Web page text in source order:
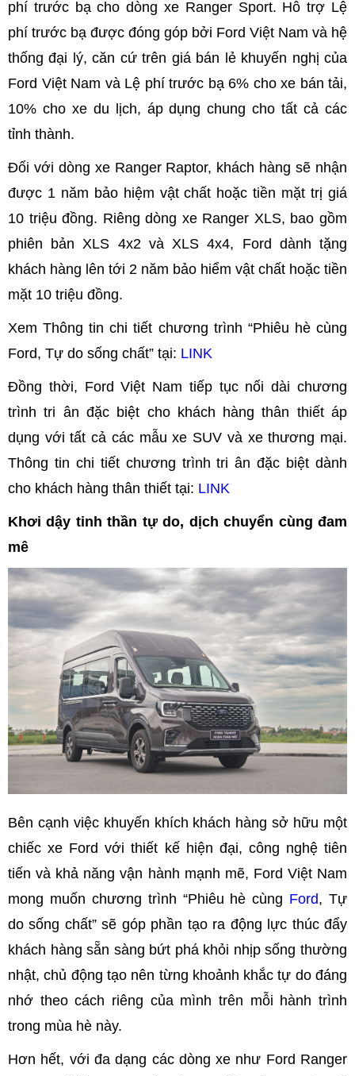
phí trước bạ cho dòng xe Ranger Sport. Hỗ trợ Lệ
phí trước bạ được đóng góp bởi Ford Việt Nam và hệ
thống đại lý, căn cứ trên giá bán lẻ khuyến nghị của
Ford Việt Nam và Lệ phí trước bạ 6% cho xe bán tải,
10% cho xe du lịch, áp dụng chung cho tất cả các
tỉnh thành.
Đối với dòng xe Ranger Raptor, khách hàng sẽ nhận
được 1 năm bảo hiệm vật chất hoặc tiền mặt trị giá
10 triệu đồng. Riêng dòng xe Ranger XLS, bao gồm
phiên bản XLS 4x2 và XLS 4x4, Ford dành tặng
khách hàng lên tới 2 năm bảo hiểm vật chất hoặc tiền
mặt 10 triệu đồng.
Xem Thông tin chi tiết chương trình “Phiêu hè cùng
Ford, Tự do sống chất” tại: LINK
Đồng thời, Ford Việt Nam tiếp tục nối dài chương
trình tri ân đặc biệt cho khách hàng thân thiết áp
dụng với tất cả các mẫu xe SUV và xe thương mại.
Thông tin chi tiết chương trình tri ân đặc biệt dành
cho khách hàng thân thiết tại: LINK
Khơi dậy tinh thần tự do, dịch chuyển cùng đam
mê
Bên cạnh việc khuyến khích khách hàng sở hữu một
chiếc xe Ford với thiết kế hiện đại, công nghệ tiên
tiến và khả năng vận hành mạnh mẽ, Ford Việt Nam
mong muốn chương trình “Phiêu hè cùng Ford, Tự
do sống chất” sẽ góp phần tạo ra động lực thúc đẩy
khách hàng sẵn sàng bứt phá khỏi nhịp sống thường
nhật, chủ động tạo nên từng khoảnh khắc tự do đáng
nhớ theo cách riêng của mình trên mỗi hành trình
trong mùa hè này.
Hơn hết, với đa dạng các dòng xe như Ford Ranger